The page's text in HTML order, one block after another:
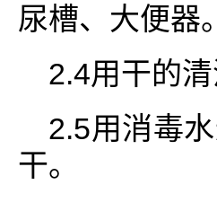
尿槽、大便器。
2.4用干的
2.5用消毒
干。